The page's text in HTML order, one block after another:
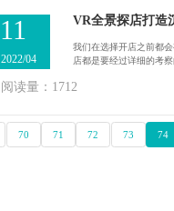
VR全景探店打造
我们在选择开店之前都
店都是要经过详细的考
阅读量：1712
11
2022/04
70 71 72 73 74